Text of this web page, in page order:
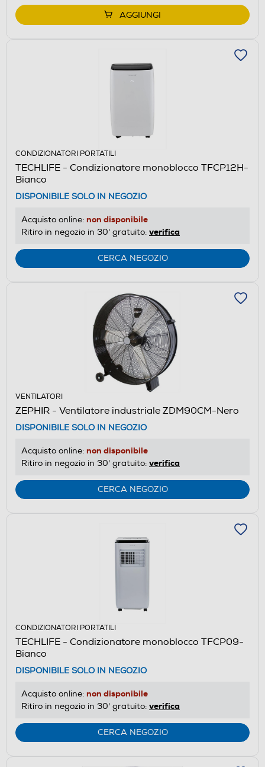
AGGIUNGI
CONDIZIONATORI PORTATILI
TECHLIFE - Condizionatore monoblocco TFCP12H-
Bianco
DISPONIBILE SOLO IN NEGOZIO
Acquisto online: non disponibile
Ritiro in negozio in 30' gratuito: verifica
CERCA NEGOZIO
VENTILATORI
ZEPHIR - Ventilatore industriale ZDM90CM-Nero
DISPONIBILE SOLO IN NEGOZIO
Acquisto online: non disponibile
Ritiro in negozio in 30' gratuito: verifica
CERCA NEGOZIO
CONDIZIONATORI PORTATILI
TECHLIFE - Condizionatore monoblocco TFCP09-
Bianco
DISPONIBILE SOLO IN NEGOZIO
Acquisto online: non disponibile
Ritiro in negozio in 30' gratuito: verifica
CERCA NEGOZIO